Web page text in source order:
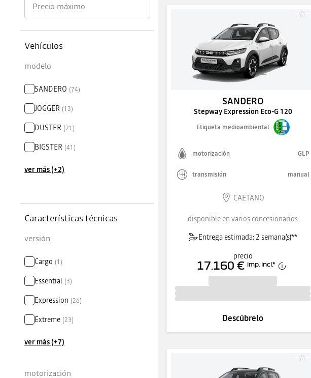
Precio máximo
Vehículos
modelo
SANDERO (74)
JOGGER (13)
DUSTER (21 )
BIGSTER (41 )
ver más (+2)
Características técnicas
versión
Cargo (1 )
Essential (3)
Expression (26)
Extreme (23)
ver más (+7)
motorización
SANDERO
Stepway Expression Eco-G 120
Etiqueta medioambiental
motorización GLP
transmisión manual
CAETANO
disponible en varios concesionarios
Entrega estimada: 2 semana(s)**
precio
17.160 € imp. incl.*
Descúbrelo